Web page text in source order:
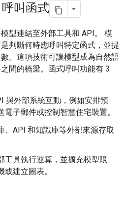
叫函式
型連結至外部工具和 API。 模
判斷何時應呼叫特定函式，並提
。這項技術可讓模型成為自然語
間的橋梁。函式呼叫功能有 3
與外部系統互動，例如安排預
子郵件或控制智慧住宅裝置。
、API 和知識庫等外部來源存取
工具執行運算，並擴充模型限
建立圖表。